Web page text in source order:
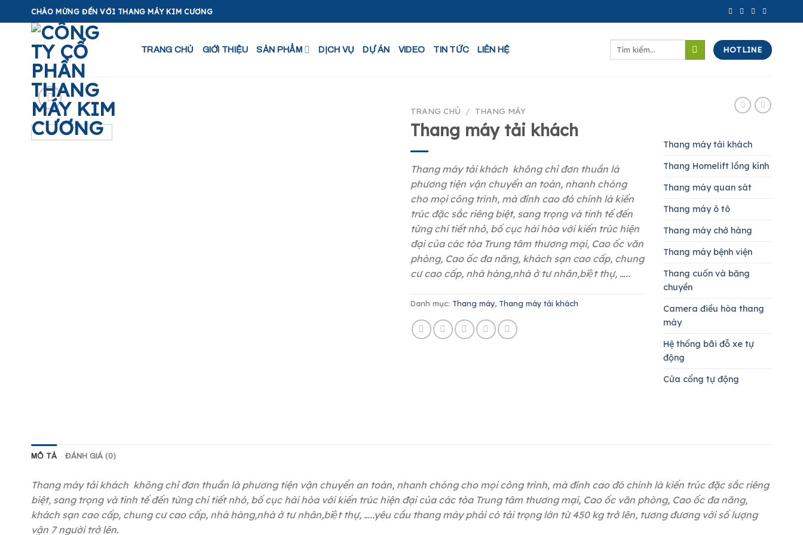
to
CHÀO MỪNG ĐẾN VỚI THANG MÁY KIM CƯƠNG
TRANG CHỦ GIỚI THIỆU SẢN PHẨM DỊCH VỤ DỰ ÁN VIDEO TIN TỨC LIÊN HỆ
Tìm
HOTLINE
TRANG CHỦ / THANG MÁY
Thang máy tải khách
Thang máy tải khách không chỉ đơn thuần là
phương tiện vận chuyển an toàn, nhanh chóng
cho mọi công trình, mà đỉnh cao đó chính là kiến
trúc đặc sắc riêng biệt, sang trọng và tinh tế đến
từng chi tiết nhỏ, bố cục hài hòa với kiến trúc hiện
đại của các tòa Trung tâm thương mại, Cao ốc văn
phòng, Cao ốc đa năng, khách sạn cao cấp, chung
cư cao cấp, nhà hàng,nhà ở tư nhân,biệt thự, …..
Danh mục: Thang máy, Thang máy tải khách
Thang máy tải khách
Thang Homelift lồng kính
Thang máy quan sát
Thang máy ô tô
Thang máy chở hàng
Thang máy bệnh viện
Thang cuốn và băng
chuyền
Camera điều hòa thang
máy
Hệ thống bãi đỗ xe tự
động
Cửa cổng tự động
MÔ TẢ ĐÁNH GIÁ (0)
Thang máy tải khách không chỉ đơn thuần là phương tiện vận chuyển an toàn, nhanh chóng cho mọi công trình, mà đỉnh cao đó chính là kiến trúc đặc sắc riêng
biệt, sang trọng và tinh tế đến từng chi tiết nhỏ, bố cục hài hòa với kiến trúc hiện đại của các tòa Trung tâm thương mại, Cao ốc văn phòng, Cao ốc đa năng,
khách sạn cao cấp, chung cư cao cấp, nhà hàng,nhà ở tư nhân,biệt thự, …..yêu cầu thang máy phải có tải trọng lớn từ 450 kg trở lên, tương đương với số lượng
vận 7 người trở lên.